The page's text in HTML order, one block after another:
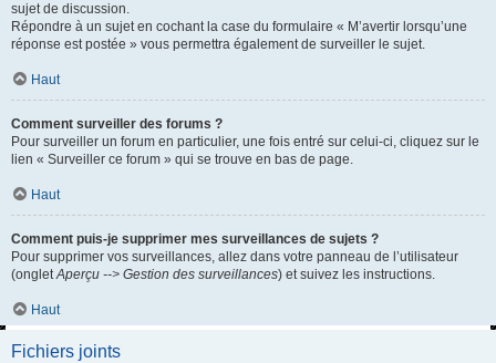
sujet de discussion.
Répondre à un sujet en cochant la case du formulaire « M’avertir lorsqu’une
réponse est postée » vous permettra également de surveiller le sujet.
Haut
Comment surveiller des forums ?
Pour surveiller un forum en particulier, une fois entré sur celui-ci, cliquez sur le
lien « Surveiller ce forum » qui se trouve en bas de page.
Haut
Comment puis-je supprimer mes surveillances de sujets ?
Pour supprimer vos surveillances, allez dans votre panneau de l’utilisateur
(ongletAperçu --> Gestion des surveillances) et suivez les instructions.
Haut
Fichiers joints